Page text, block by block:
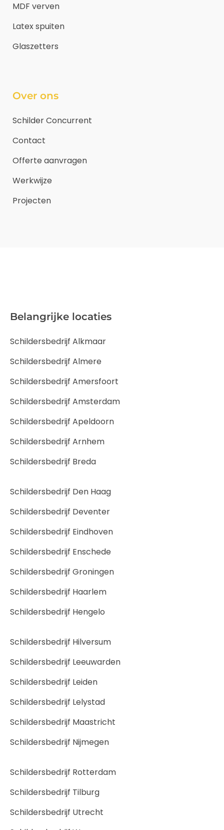
MDF verven
Latex spuiten
Glaszetters
Over ons
Schilder Concurrent
Contact
Offerte aanvragen
Werkwijze
Projecten
Belangrijke locaties
Schildersbedrijf Alkmaar
Schildersbedrijf Almere
Schildersbedrijf Amersfoort
Schildersbedrijf Amsterdam
Schildersbedrijf Apeldoorn
Schildersbedrijf Arnhem
Schildersbedrijf Breda
Schildersbedrijf Den Haag
Schildersbedrijf Deventer
Schildersbedrijf Eindhoven
Schildersbedrijf Enschede
Schildersbedrijf Groningen
Schildersbedrijf Haarlem
Schildersbedrijf Hengelo
Schildersbedrijf Hilversum
Schildersbedrijf Leeuwarden
Schildersbedrijf Leiden
Schildersbedrijf Lelystad
Schildersbedrijf Maastricht
Schildersbedrijf Nijmegen
Schildersbedrijf Rotterdam
Schildersbedrijf Tilburg
Schildersbedrijf Utrecht